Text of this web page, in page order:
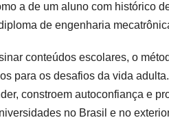
a de um aluno com histórico
de engenharia
conteúdos escolares, o
para os desafios da vida
constroem autoconfiança e
no Brasil e no